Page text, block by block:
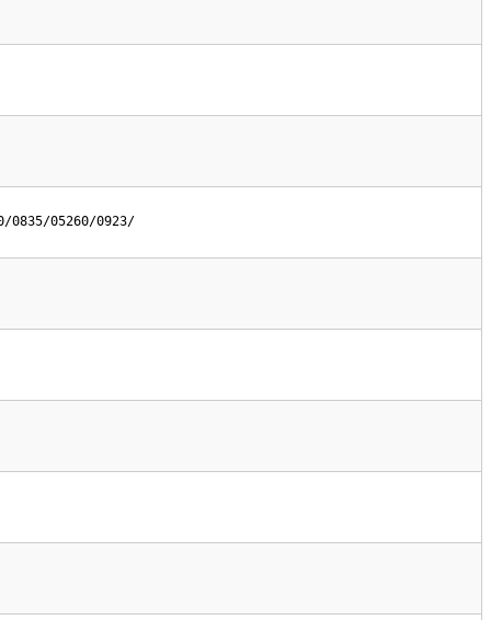
0835/05260/0923/